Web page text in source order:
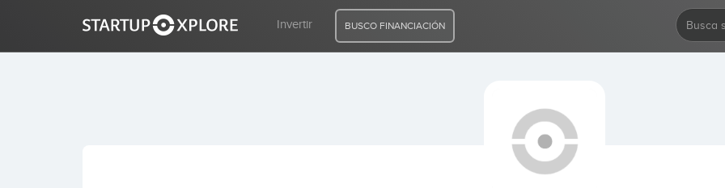
Invertir BUSCO FINANCIACIÓN